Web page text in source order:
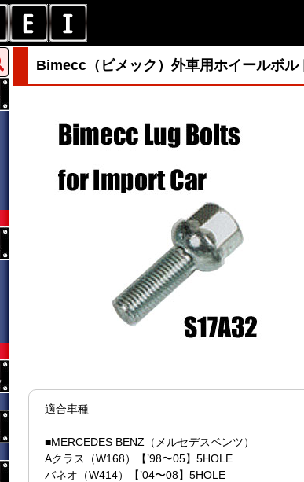
Bimecc（ビメック）外車用ホイールボル
適合車種
■MERCEDES BENZ（メルセデスベンツ）
Aクラス（W168）【’98〜05】5HOLE
バネオ（W414）【’04〜08】5HOLE